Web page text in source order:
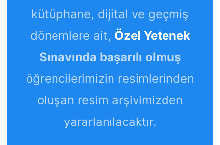
kütüphane, dijital ve geçmiş
dönemlere ait, Özel Yetenek
Sınavında başarılı olmuş
öğrencilerimizin resimlerinden
oluşan resim arşivimizden
yararlanılacaktır.